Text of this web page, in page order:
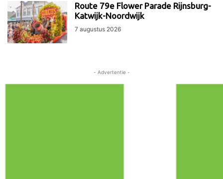
Route 79e Flower Parade Rijnsburg-
Katwijk-Noordwijk
7 augustus 2026
- Advertentie -